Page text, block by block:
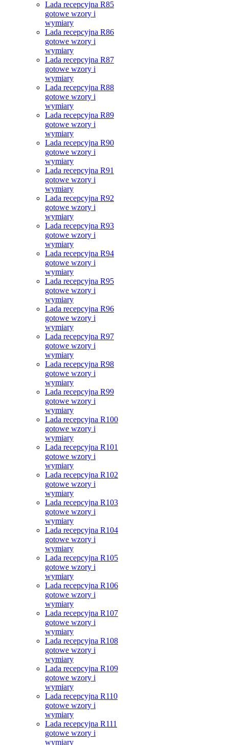
Lada recepcyjna R85
gotowe wzory i
wymiary
Lada recepcyjna R86
gotowe wzory i
wymiary
Lada recepcyjna R87
gotowe wzory i
wymiary
Lada recepcyjna R88
gotowe wzory i
wymiary
Lada recepcyjna R89
gotowe wzory i
wymiary
Lada recepcyjna R90
gotowe wzory i
wymiary
Lada recepcyjna R91
gotowe wzory i
wymiary
Lada recepcyjna R92
gotowe wzory i
wymiary
Lada recepcyjna R93
gotowe wzory i
wymiary
Lada recepcyjna R94
gotowe wzory i
wymiary
Lada recepcyjna R95
gotowe wzory i
wymiary
Lada recepcyjna R96
gotowe wzory i
wymiary
Lada recepcyjna R97
gotowe wzory i
wymiary
Lada recepcyjna R98
gotowe wzory i
wymiary
Lada recepcyjna R99
gotowe wzory i
wymiary
Lada recepcyjna R100
gotowe wzory i
wymiary
Lada recepcyjna R101
gotowe wzory i
wymiary
Lada recepcyjna R102
gotowe wzory i
wymiary
Lada recepcyjna R103
gotowe wzory i
wymiary
Lada recepcyjna R104
gotowe wzory i
wymiary
Lada recepcyjna R105
gotowe wzory i
wymiary
Lada recepcyjna R106
gotowe wzory i
wymiary
Lada recepcyjna R107
gotowe wzory i
wymiary
Lada recepcyjna R108
gotowe wzory i
wymiary
Lada recepcyjna R109
gotowe wzory i
wymiary
Lada recepcyjna R110
gotowe wzory i
wymiary
Lada recepcyjna R111
gotowe wzory i
wymiary